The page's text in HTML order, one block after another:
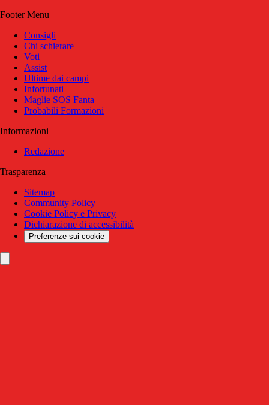
Footer Menu
Consigli
Chi schierare
Voti
Assist
Ultime dai campi
Infortunati
Maglie SOS Fanta
Probabili Formazioni
Informazioni
Redazione
Trasparenza
Sitemap
Community Policy
Cookie Policy e Privacy
Dichiarazione di accessibilità
Preferenze sui cookie